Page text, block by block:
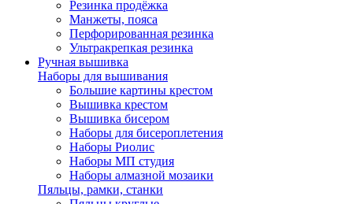
Резинка продёжка
Манжеты, пояса
Перфорированная резинка
Ультракрепкая резинка
Ручная вышивка
Наборы для вышивания
Большие картины крестом
Вышивка крестом
Вышивка бисером
Наборы для бисероплетения
Наборы Риолис
Наборы МП студия
Наборы алмазной мозаики
Пяльцы, рамки, станки